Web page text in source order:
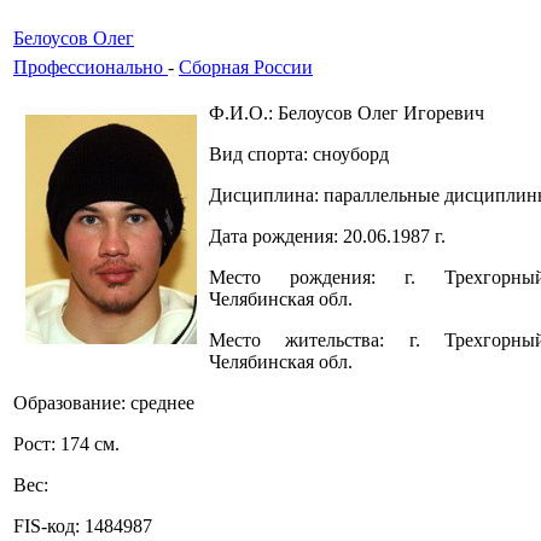
Белоусов Олег
Профессионально - Сборная России
Ф.И.О.: Белоусов Олег Игоревич
Вид спорта: сноуборд
Дисциплина: параллельные
Дата рождения: 20.06.1987 г.
Место рождения: г.
Челябинская обл.
Место жительства: г.
Челябинская обл.
Образование: среднее
Рост: 174 см.
Вес:
FIS-код: 1484987